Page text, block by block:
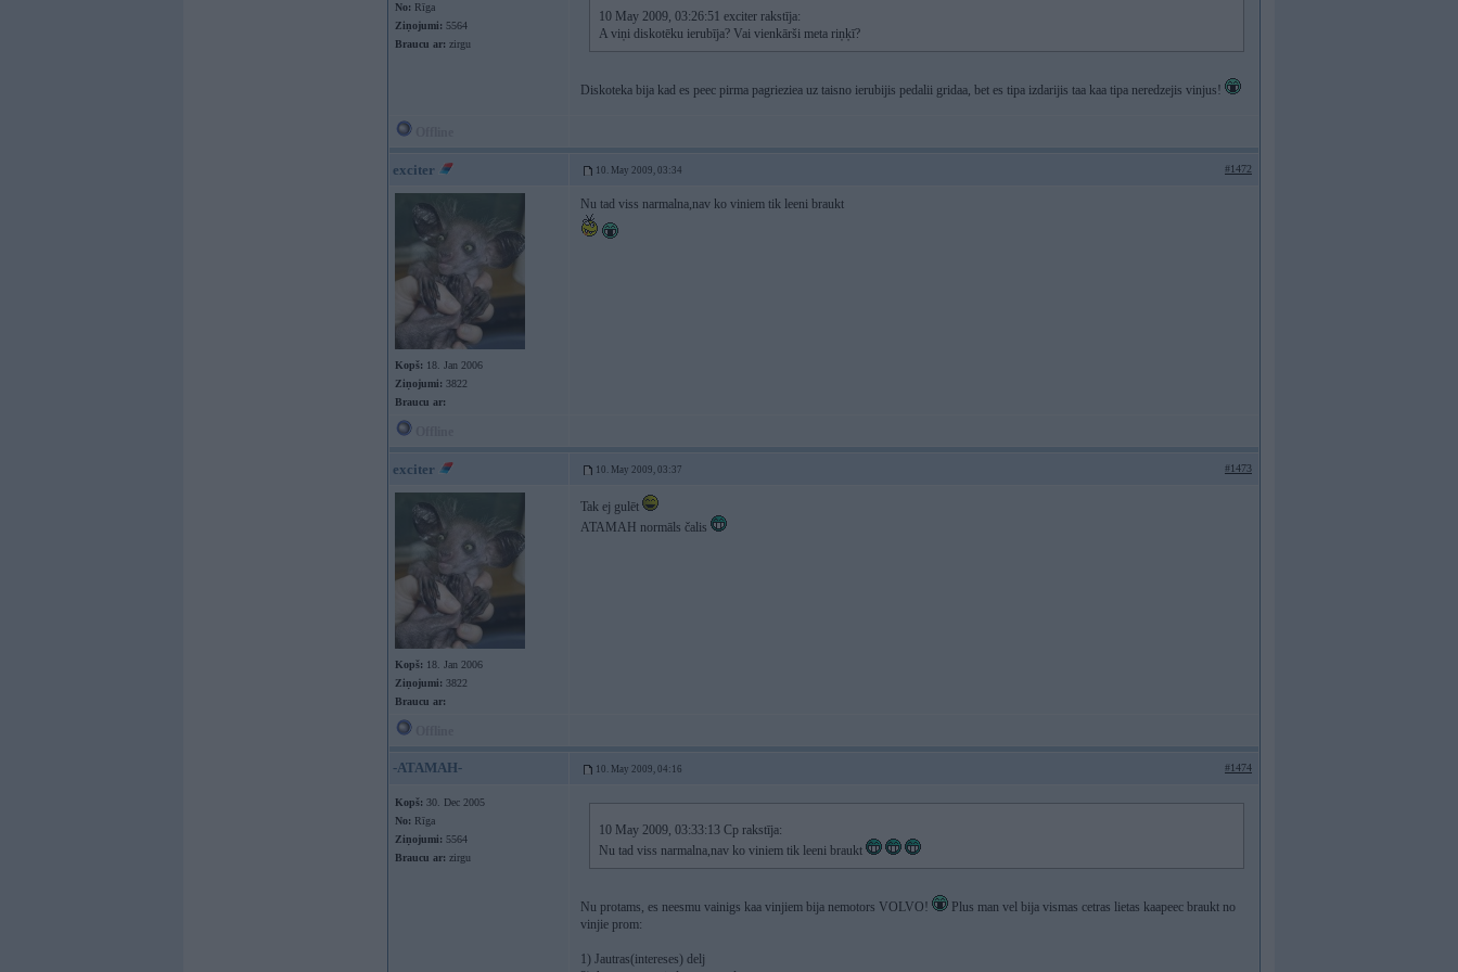
No: Rīga
Ziņojumi: 5564
Braucu ar: zirgu
10 May 2009, 03:26:51 exciter rakstīja:
A viņi diskotēku ierubīja? Vai vienkārši meta riņķī?
Diskoteka bija kad es peec pirma pagrieziea uz taisno ierubijis pedalii gridaa, bet es tipa izdarijis taa kaa tipa neredzejis vinjus!
exciter 10. May 2009, 03:34 #1472
Kopš: 18. Jan 2006
Ziņojumi: 3822
Braucu ar:
Nu tad viss narmalna,nav ko viniem tik leeni braukt
exciter 10. May 2009, 03:37 #1473
Kopš: 18. Jan 2006
Ziņojumi: 3822
Braucu ar:
Tak ej gulēt
ATAMAH normāls čalis
-ATAMAH- 10. May 2009, 04:16 #1474
Kopš: 30. Dec 2005
No: Rīga
Ziņojumi: 5564
Braucu ar: zirgu
10 May 2009, 03:33:13 Cp rakstīja:
Nu tad viss narmalna,nav ko viniem tik leeni braukt
Nu protams, es neesmu vainigs kaa vinjiem bija nemotors VOLVO!
Plus man vel bija vismas cetras lietas kaapeec braukt no
vinjie prom:
1) Jautras(intereses) delj